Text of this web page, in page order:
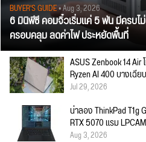
BUYER'S GUIDE• Aug 3, 2026
6 มินิพีซี คอมจิ๋วเริ่มแค่ 5 พัน มีครบไ
ครอบคลุม ลดค่าไฟ ประหยัดพื้นที่
ASUS Zenbook 14
Ryzen AI 400 บางเฉี
Jul 29, 2026
น่าลอง ThinkPad T1g
RTX 5070 แรม
Aug 3, 2026